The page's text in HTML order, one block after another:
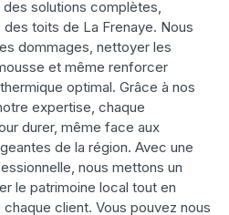
solutions complètes,
toits de La Frenaye. Nous
dommages, nettoyer les
et même renforcer
optimal. Grâce à nos
expertise, chaque
durer, même face aux
de la région. Avec une
nous mettons un
le patrimoine local tout en
client. Vous pouvez nous